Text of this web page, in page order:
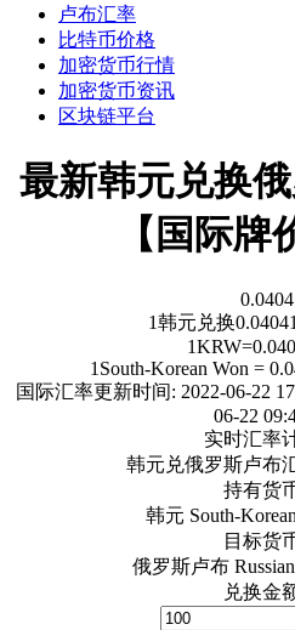
卢布汇率
比特币价格
加密货币行情
加密货币资讯
区块链平台
最新韩元兑换
【国际牌
1韩元 兑换0.04041
1KRW=
1 South-Korean Won =
国际汇率更新时间: 2022-06-22
06-22
实时汇率
韩元兑俄罗斯卢布
持有货
韩元 South-
目标货
俄罗斯卢布
兑换金